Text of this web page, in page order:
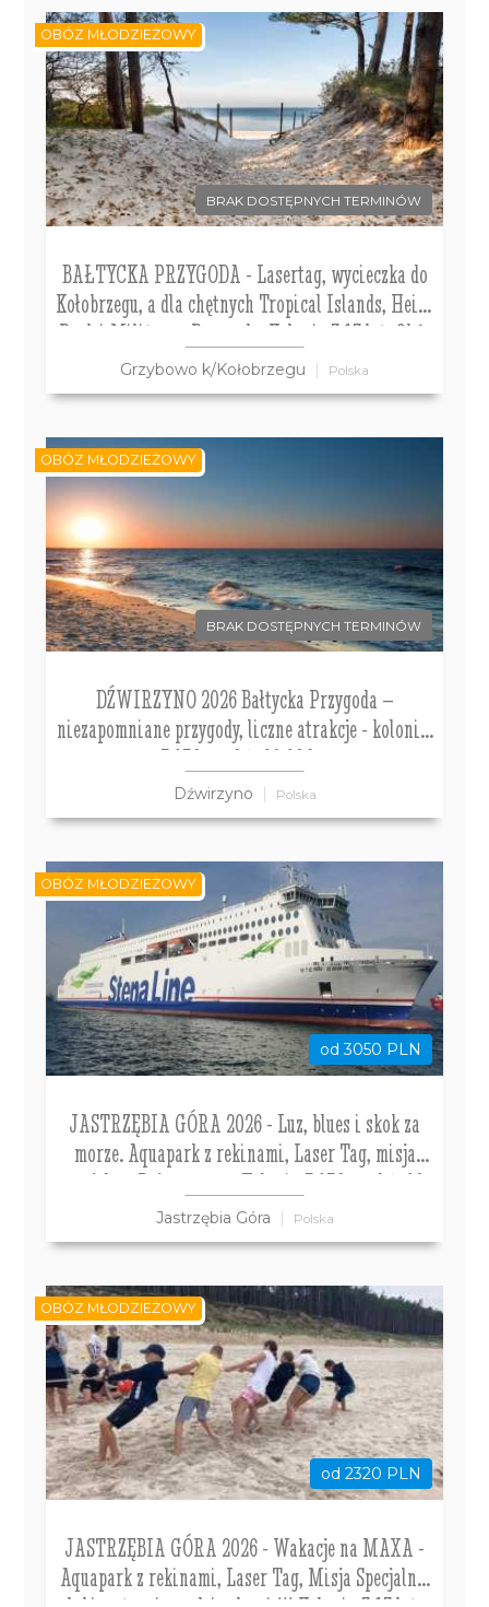
BRAK DOSTĘPNYCH TERMINÓW
BAŁTYCKA PRZYGODA - Lasertag, wycieczka do
Kołobrzegu, a dla chętnych Tropical Islands, Heide
Park i Militarna Przygoda. Kolonie 7-13 lat, Obóz
14-18 lat
Grzybowo k/Kołobrzegu Polska
OBÓZ MŁODZIEŻOWY
BRAK DOSTĘPNYCH TERMINÓW
DŹWIRZYNO 2026 Bałtycka Przygoda –
niezapomniane przygody, liczne atrakcje - kolonie:
7-13 lat; obóz 14-18 lat
Dźwirzyno Polska
OBÓZ MŁODZIEŻOWY
od 3050 PLN
JASTRZĘBIA GÓRA 2026 - Luz, blues i skok za
morze. Aquapark z rekinami, Laser Tag, misja
specjalna. Rejs promem. Kolonia 7-13 lat, obóz 14-
18 lat.
Jastrzębia Góra Polska
OBÓZ MŁODZIEŻOWY
od 2320 PLN
JASTRZĘBIA GÓRA 2026 - Wakacje na MAXA -
Aquapark z rekinami, Laser Tag, Misja Specjalna,
OBÓZ MŁODZIEŻOWY